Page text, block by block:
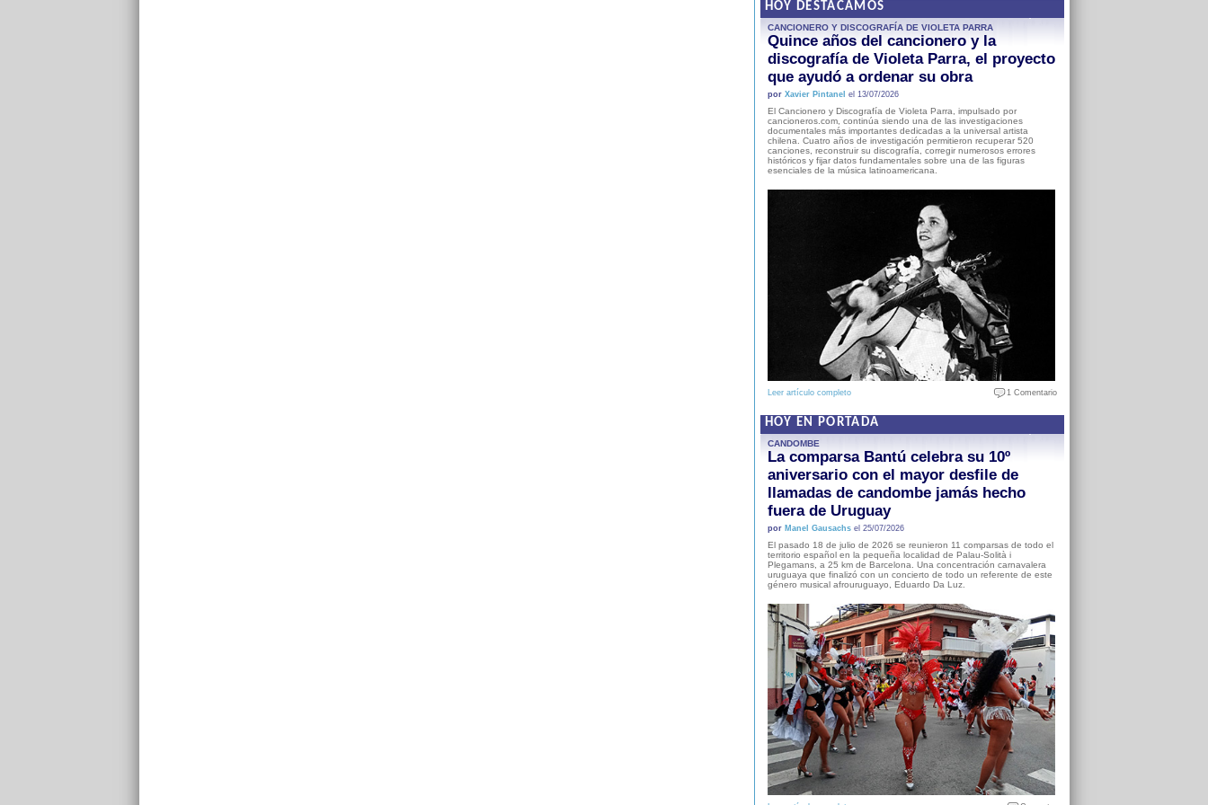
HOY DESTACAMOS
CANCIONERO Y DISCOGRAFÍA DE VIOLETA PARRA
Quince años del cancionero y la
discografía de Violeta Parra, el proyecto
que ayudó a ordenar su obra
por Xavier Pintanel el 13/07/2026
El Cancionero y Discografía de Violeta Parra, impulsado por
cancioneros.com, continúa siendo una de las investigaciones
documentales más importantes dedicadas a la universal artista
chilena. Cuatro años de investigación permitieron recuperar 520
canciones, reconstruir su discografía, corregir numerosos errores
históricos y fijar datos fundamentales sobre una de las figuras
esenciales de la música latinoamericana.
Leer artículo completo 1 Comentario
HOY EN PORTADA
CANDOMBE
La comparsa Bantú celebra su 10º
aniversario con el mayor desfile de
llamadas de candombe jamás hecho
fuera de Uruguay
por Manel Gausachsel 25/07/2026
El pasado 18 de julio de 2026 se reunieron 11 comparsas de todo el
territorio español en la pequeña localidad de Palau-Solità i
Plegamans, a 25 km de Barcelona. Una concentración carnavalera
uruguaya que finalizó con un concierto de todo un referente de este
género musical afrouruguayo, Eduardo Da Luz.